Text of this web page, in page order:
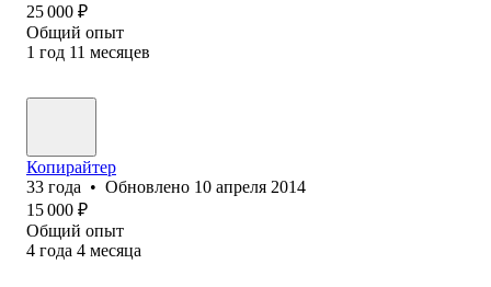
25 000 ₽
Общий опыт
1 год 11 месяцев
Копирайтер
33 года • Обновлено 10 апреля 2014
15 000 ₽
Общий опыт
4 года 4 месяца